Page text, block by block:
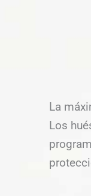
La
Los